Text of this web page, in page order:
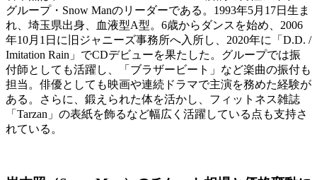
グループ・Snow Manのリーダーである。1993年5月17日生ま
れ、埼玉県出身、血液型A型。6歳からダンスを始め、2006
年10月1日に旧ジャニーズ事務所へ入所し、2020年に「D.D. /
Imitation Rain」でCDデビューを果たした。グループでは振
付師としても活躍し、「ブラザービート」など楽曲の振付も
担当。俳優としても映画や連続ドラマで主演を務めた経験が
ある。さらに、鍛えられた体を活かし、フィットネス雑誌
「Tarzan」の表紙を飾るなど幅広く活躍している点も支持さ
れている。